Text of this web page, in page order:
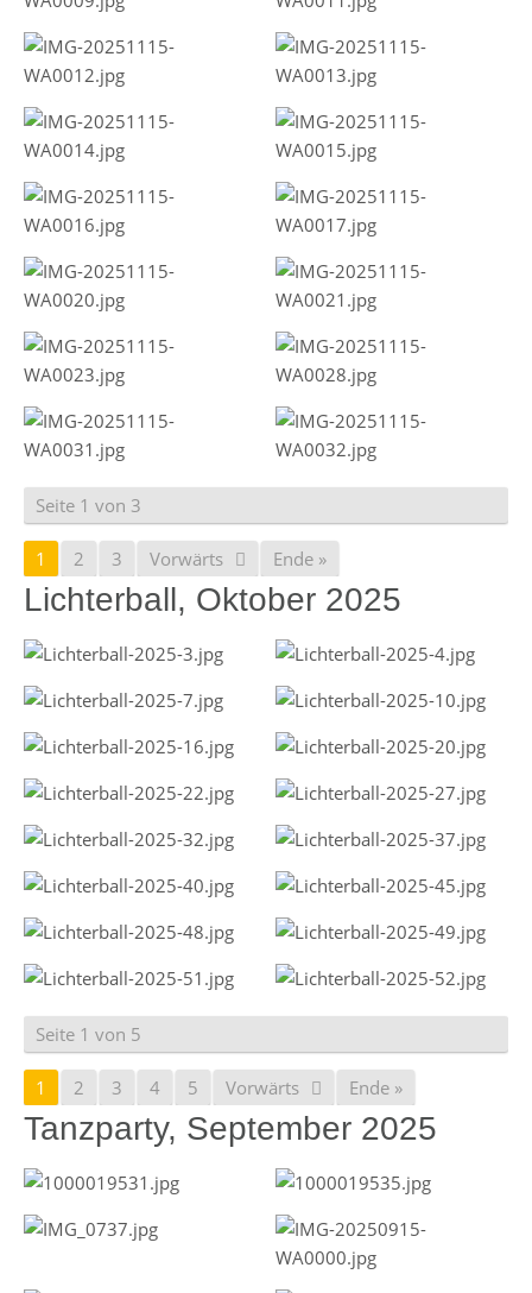
Seite 1 von 3
1 2 3 Vorwärts Ende »
Lichterball, Oktober 2025
Seite 1 von 5
1 2 3 4 5 Vorwärts Ende »
Tanzparty, September 2025